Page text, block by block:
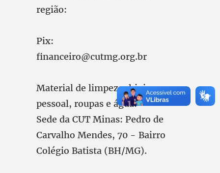
região:
Pix:
financeiro@cutmg.org.br
Material de limpeza, higiene
pessoal, roupas e água:
Sede da CUT Minas: Pedro de
Carvalho Mendes, 70 - Bairro
Colégio Batista (BH/MG).